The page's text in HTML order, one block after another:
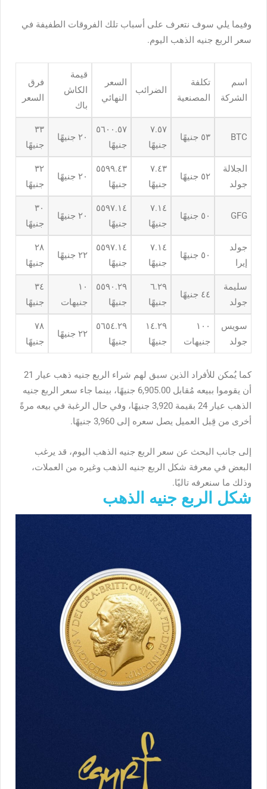
وفيما يلي سوف نتعرف على أسباب تلك الفروقات الطفيفة في
سعر الربع جنيه الذهب اليوم.
اسم
الشركة
تكلفة
المصنعية
الضرائب
السعر
النهائي
قيمة
الكاش
باك
فرق
السعر
BTC ٥٣ جنيهًا
٧.٥٧
جنيهًا
٥٦٠٠.٥٧
جنيهًا
٢٠ جنيهًا
٣٣
جنيهًا
الجلالة
جولد
٥٢ جنيهًا
٧.٤٣
جنيهًا
٥٥٩٩.٤٣
جنيهًا
٢٠ جنيهًا
٣٢
جنيهًا
GFG ٥٠ جنيهًا
٧.١٤
جنيهًا
٥٥٩٧.١٤
جنيهًا
٢٠ جنيهًا
٣٠
جنيهًا
جولد
إيرا
٥٠ جنيهًا
٧.١٤
جنيهًا
٥٥٩٧.١٤
جنيهًا
٢٢ جنيهًا
٢٨
جنيهًا
سليمة
جولد
٤٤ جنيهًا
٦.٢٩
جنيهًا
٥٥٩٠.٢٩
جنيهًا
١٠
جنيهات
٣٤
جنيهًا
سويس
جولد
١٠٠
جنيهات
١٤.٢٩
جنيهًا
٥٦٥٤.٢٩
جنيهًا
٢٢ جنيهًا
٧٨
جنيهًا
كما يُمكن للأفراد الذين سبق لهم شراء الربع جنيه ذهب عيار 21
أن يقوموا ببيعه مُقابل 6,905.00 جنيهًا، بينما جاء سعر الربع جنيه
الذهب عيار 24 بقيمة 3,920 جنيهًا، وفي حال الرغبة في بيعه مرةً
أخرى من قِبل العميل يصل سعره إلى 3,960 جنيهًا.
إلى جانب البحث عن سعر الربع جنيه الذهب اليوم، قد يرغب
البعض في معرفة شكل الربع جنيه الذهب وغيره من العملات،
وذلك ما سنعرفه تاليًا.
شكل الربع جنيه الذهب